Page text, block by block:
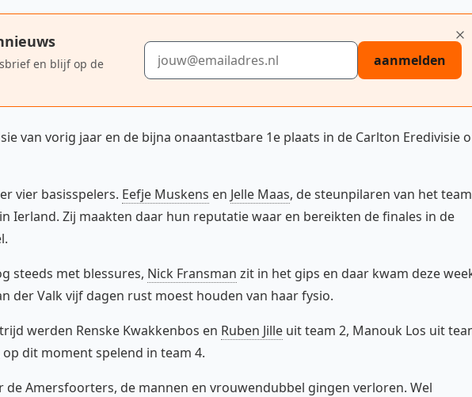
en blijf op de
E-mailadres
aanmelden
van vorig jaar en de bijna onaantastbare 1e plaats in de Carlton Eredivisie
vier basisspelers. Eefje Muskens en Jelle Maas, de steunpilaren van het team
Ierland. Zij maakten daar hun reputatie waar en bereikten de finales in de
steeds met blessures, Nick Fransman zit in het gips en daar kwam deze
der Valk vijf dagen rust moest houden van haar fysio.
werden Renske Kwakkenbos en Ruben Jille uit team 2, Manouk Los uit
op dit moment spelend in team 4.
Amersfoorters, de mannen en vrouwendubbel gingen verloren. Wel